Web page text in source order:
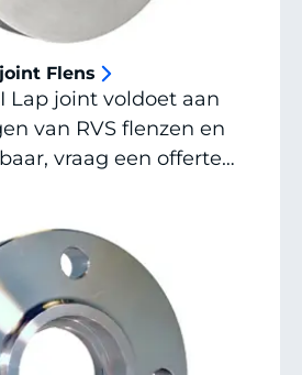
Flens
Lap joint voldoet aan
van RVS flenzen en
vraag een offerte